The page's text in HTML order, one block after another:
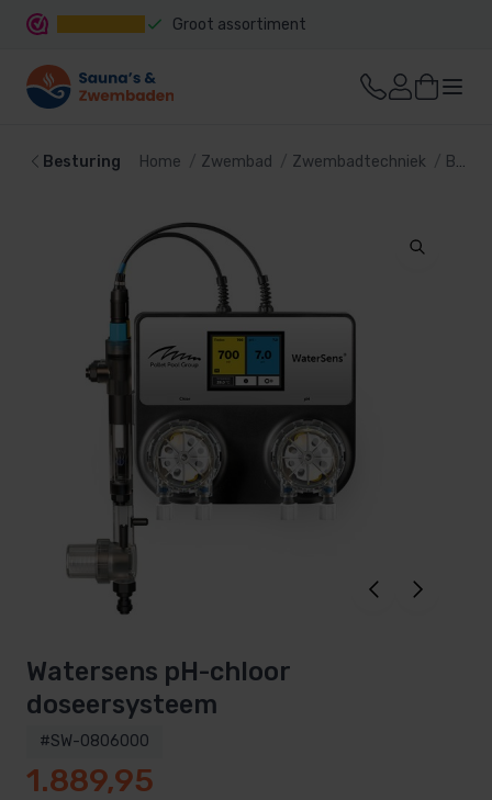
Groot assortiment
Besturing Home Zwembad Zwembadtechniek Besturing
Watersens pH-chloor
doseersysteem
#SW-0806000
1.889,95